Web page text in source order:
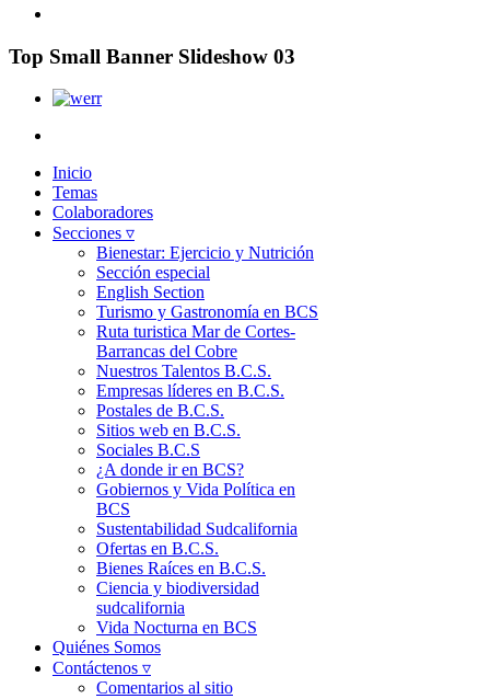
Top Small Banner Slideshow 03
Inicio
Temas
Colaboradores
Secciones ▿
Bienestar: Ejercicio y Nutrición
Sección especial
English Section
Turismo y Gastronomía en BCS
Ruta turistica Mar de Cortes-
Barrancas del Cobre
Nuestros Talentos B.C.S.
Empresas líderes en B.C.S.
Postales de B.C.S.
Sitios web en B.C.S.
Sociales B.C.S
¿A donde ir en BCS?
Gobiernos y Vida Política en
BCS
Sustentabilidad Sudcalifornia
Ofertas en B.C.S.
Bienes Raíces en B.C.S.
Ciencia y biodiversidad
sudcalifornia
Vida Nocturna en BCS
Quiénes Somos
Contáctenos ▿
Comentarios al sitio